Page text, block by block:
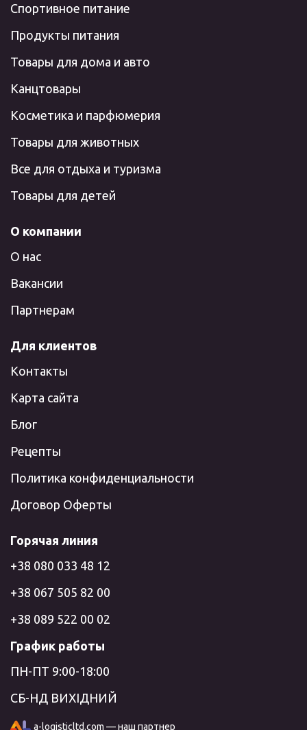
Спортивное питание
Продукты питания
Товары для дома и авто
Канцтовары
Косметика и парфюмерия
Товары для животных
Все для отдыха и туризма
Товары для детей
О компании
О нас
Вакансии
Партнерам
Для клиентов
Контакты
Карта сайта
Блог
Рецепты
Политика конфиденциальности
Договор Оферты
Горячая линия
+38 080 033 48 12
+38 067 505 82 00
+38 089 522 00 02
График работы
ПН-ПТ 9:00-18:00
СБ-НД ВИХІДНИЙ
a-logisticltd.com — наш партнер